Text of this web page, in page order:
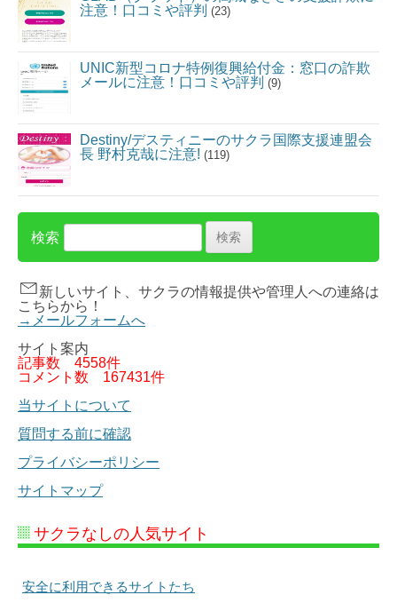
注意！口コミや評判 (23)
UNIC新型コロナ特例復興給付金：窓口の詐欺
メールに注意！口コミや評判 (9)
Destiny/デスティニーのサクラ国際支援連盟会
長 野村克哉に注意! (119)
検索
新しいサイト、サクラの情報提供や管理人への連絡は
こちらから！
→メールフォームへ
サイト案内
記事数 4558件
コメント数 167431件
当サイトについて
質問する前に確認
プライバシーポリシー
サイトマップ
サクラなしの人気サイト
安全に利用できるサイトたち